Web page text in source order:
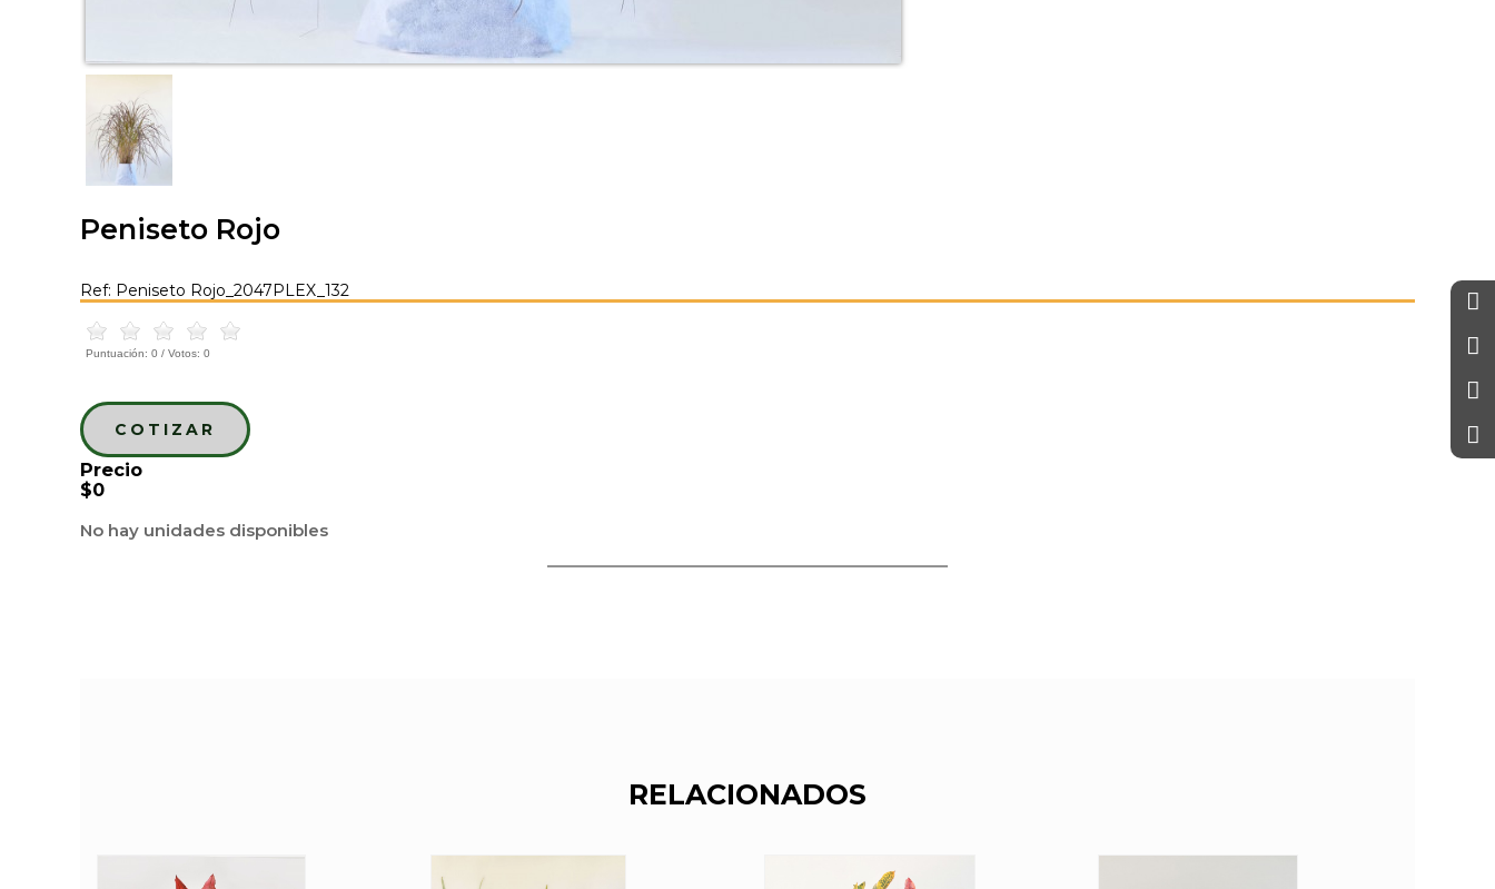
Peniseto Rojo
Ref: Peniseto Rojo_2047PLEX_132
Puntuación: 0 / Votos: 0
COTIZAR
Precio
$0
No hay unidades disponibles
RELACIONADOS